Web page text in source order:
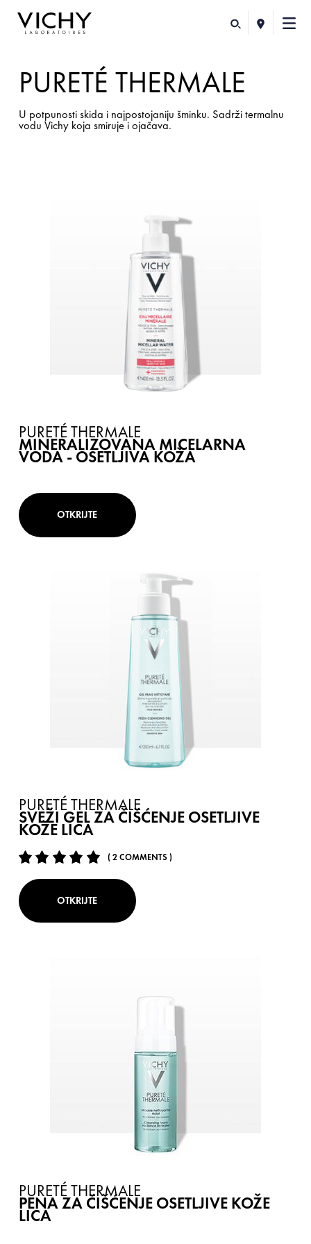
PURETÉ THERMALE
U potpunosti skida i najpostojaniju šminku. Sadrži termalnu
vodu Vichy koja smiruje i ojačava.
PURETÉ THERMALE
MINERALIZOVANA MICELARNA
VODA - OSETLJIVA KOŽA
OTKRIJTE
PURETÉ THERMALE
SVEŽI GEL ZA ČIŠĆENJE OSETLJIVE
KOŽE LICA
( 2 COMMENTS )
OTKRIJTE
PURETÉ THERMALE
PENA ZA ČIŠĆENJE OSETLJIVE KOŽE
LICA